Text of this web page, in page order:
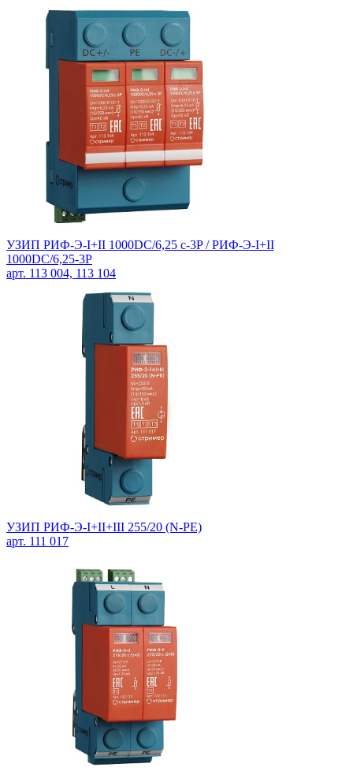
УЗИП РИФ-Э-I+II 1000DC/6,25 с-3P / РИФ-Э-I+II
1000DC/6,25-3P
арт. 113 004, 113 104
УЗИП РИФ-Э-I+II+III 255/20 (N-PE)
арт. 111 017